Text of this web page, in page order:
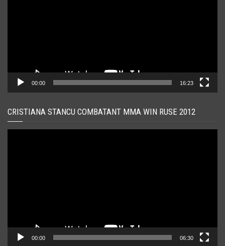
00:00 16:23
CRISTIANA STANCU COMBATANT MMA WIN RUSE 2012
00:00 06:30